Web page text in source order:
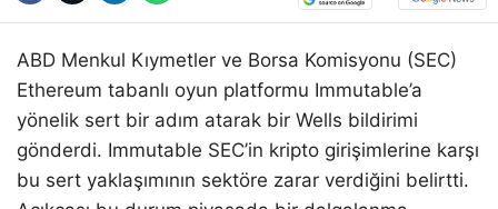
ABD Menkul Kıymetler ve Borsa Komisyonu (SEC)
Ethereum tabanlı oyun platformu Immutable’a
yönelik sert bir adım atarak bir Wells bildirimi
gönderdi. Immutable SEC’in kripto girişimlerine karşı
bu sert yaklaşımının sektöre zarar verdiğini belirtti.